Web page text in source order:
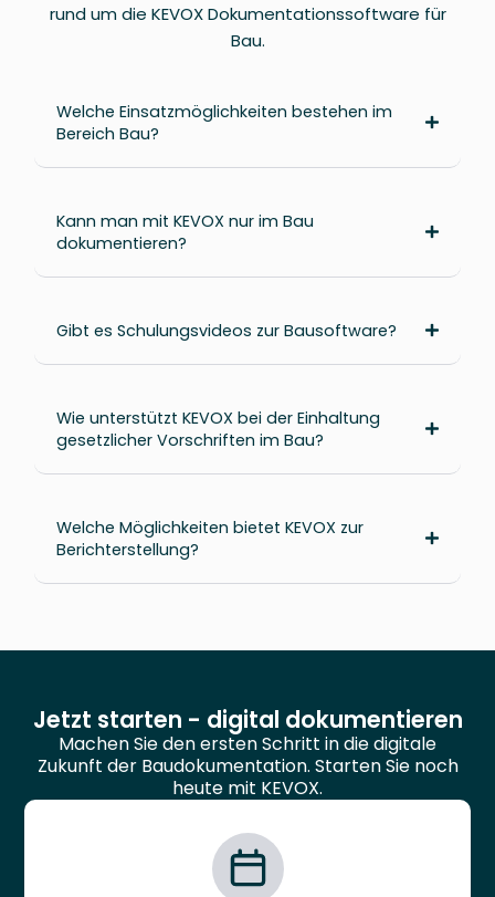
rund um die KEVOX Dokumentationssoftware für
Bau.
Welche Einsatzmöglichkeiten bestehen im
Bereich Bau?
Kann man mit KEVOX nur im Bau
dokumentieren?
Gibt es Schulungsvideos zur Bausoftware?
Wie unterstützt KEVOX bei der Einhaltung
gesetzlicher Vorschriften im Bau?
Welche Möglichkeiten bietet KEVOX zur
Berichterstellung?
Jetzt starten - digital dokumentieren
Machen Sie den ersten Schritt in die digitale
Zukunft der Baudokumentation. Starten Sie noch
heute mit KEVOX.